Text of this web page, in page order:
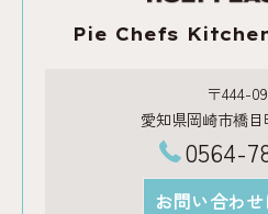
Pie Chefs
〒444-
愛知県岡崎市橋目
0564-
お問い合わ